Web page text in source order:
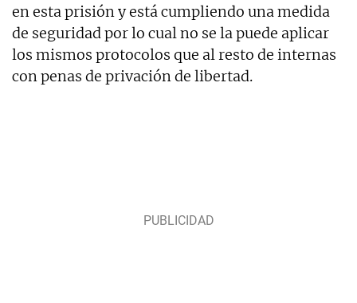
en esta prisión y está cumpliendo una medida
de seguridad por lo cual no se la puede aplicar
los mismos protocolos que al resto de internas
con penas de privación de libertad.